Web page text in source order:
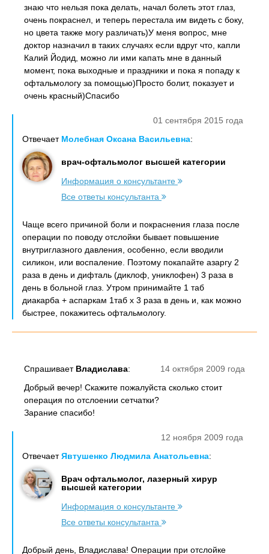
знаю что нельзя пока делать, начал болеть этот глаз,
очень покраснел, и теперь перестала им видеть с боку,
но цвета также могу различать)У меня вопрос, мне
доктор назначил в таких случаях если вдруг что, капли
Калий Йодид, можно ли ими капать мне в данный
момент, пока выходные и праздники и пока я попаду к
офтальмологу за помощью)Просто болит, показует и
очень красный)Спасибо
01 сентября 2015 года
Отвечает Молебная Оксана Васильевна:
врач-офтальмолог высшей категории
Информация о консультанте
Все ответы консультанта
Чаще всего причиной боли и покраснения глаза после
операции по поводу отслойки бывает повышение
внутриглазного давления, особенно, если вводили
силикон, или воспаление. Поэтому покапайте азаргу 2
раза в день и дифталь (диклоф, униклофен) 3 раза в
день в больной глаз. Утром принимайте 1 таб
диакарба + аспаркам 1таб х 3 раза в день и, как можно
быстрее, покажитесь офтальмологу.
14 октября 2009 года
Спрашивает Владислава:
Добрый вечер! Скажите пожалуйста сколько стоит
операция по отслоении сетчатки?
Зарание спасибо!
12 ноября 2009 года
ОтвечаетЯвтушенко Людмила Анатольевна:
Врач офтальмолог, лазерный хирур
высшей категории
Информация о консультанте
Все ответы консультанта
Добрый день, Владислава! Операции при отслойке